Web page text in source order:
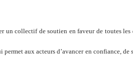
un collectif de soutien en faveur de toutes
permet aux acteurs d’avancer en confiance,